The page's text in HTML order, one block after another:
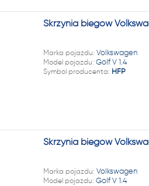
Skrzynia biegów
Marka pojazdu: Volkswagen
Model pojazdu: Golf V 1.4
Symbol producenta: HFP
Skrzynia biegów
Marka pojazdu: Volkswagen
Model pojazdu: Golf V 1.4